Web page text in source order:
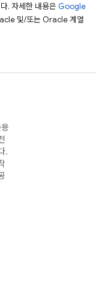
. 자세한 내용은 Google
및/또는 Oracle 계열
.